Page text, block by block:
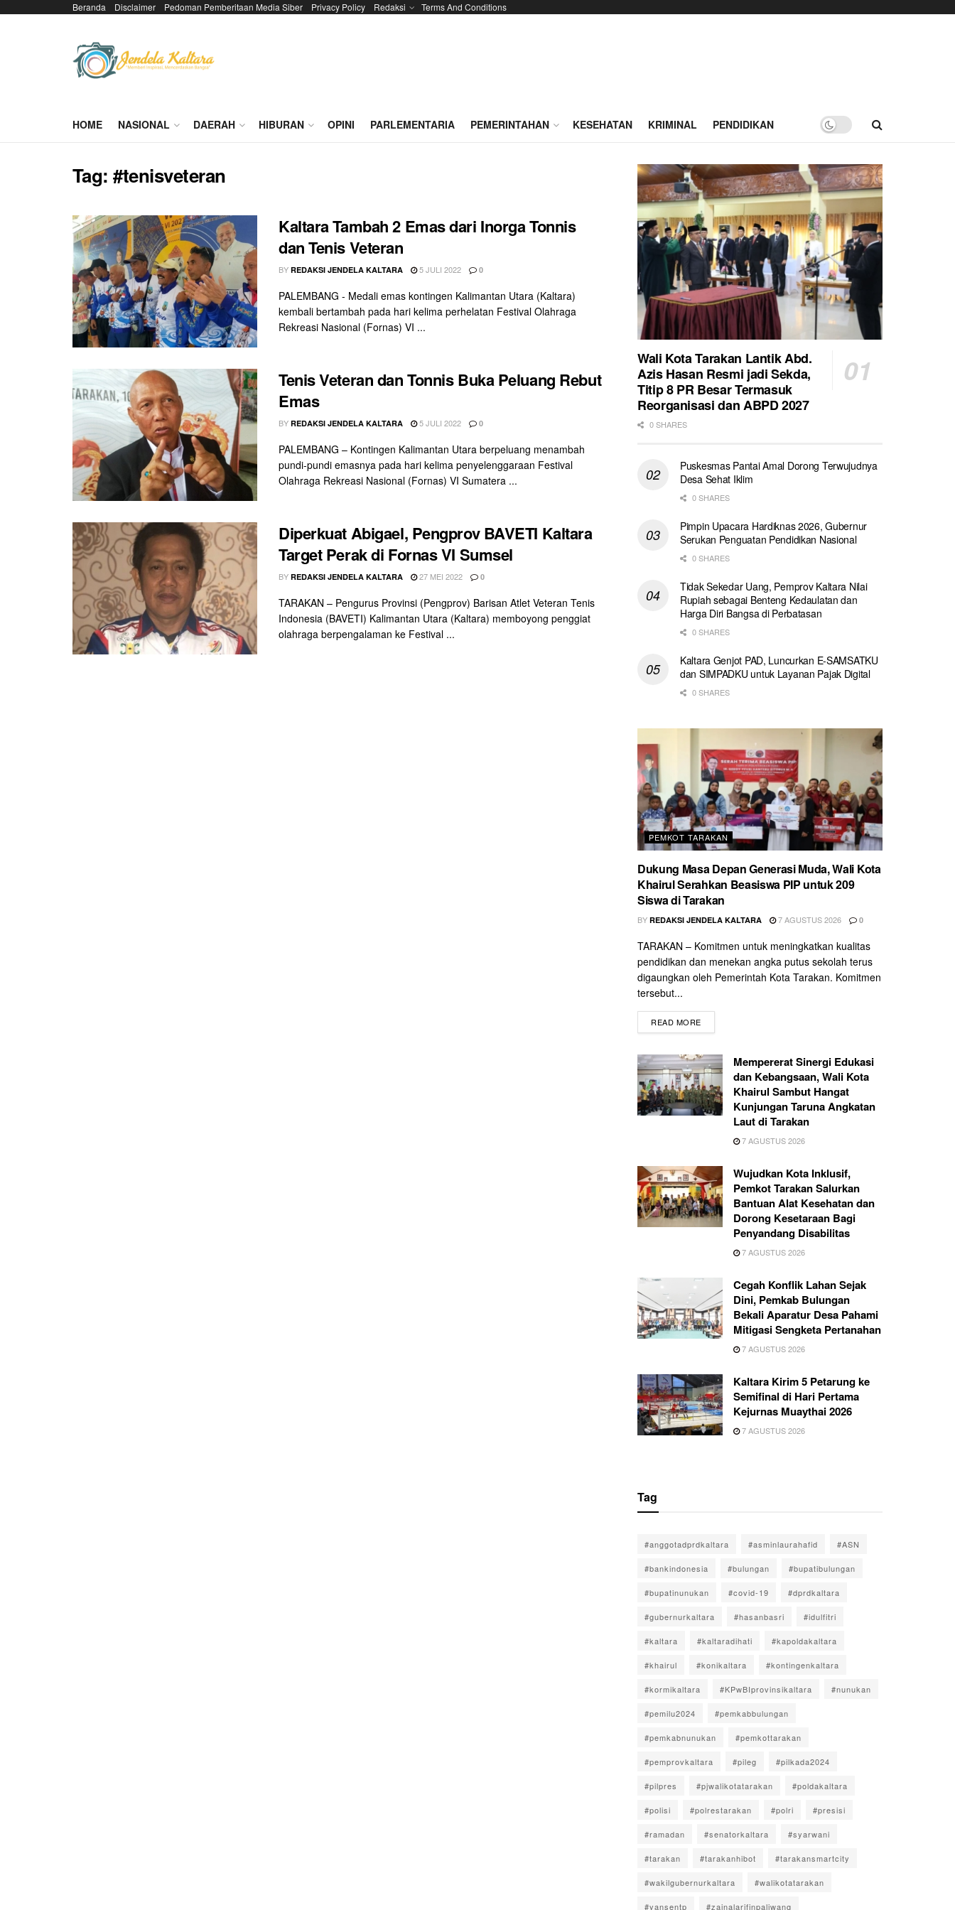
Beranda Disclaimer Pedoman Pemberitaan Media Siber Privacy Policy Redaksi Terms And Conditions
HOME NASIONAL DAERAH HIBURAN OPINI PARLEMENTARIA PEMERINTAHAN KESEHATAN KRIMINAL PENDIDIKAN
Tag:#tenisveteran
Kaltara Tambah 2 Emas dari Inorga Tonnis
dan Tenis Veteran
BY REDAKSI JENDELA KALTARA 5 JULI 2022 0
PALEMBANG - Medali emas kontingen Kalimantan Utara (Kaltara)
kembali bertambah pada hari kelima perhelatan Festival Olahraga
Rekreasi Nasional (Fornas) VI ...
Tenis Veteran dan Tonnis Buka Peluang Rebut
Emas
BY REDAKSI JENDELA KALTARA 5 JULI 2022 0
PALEMBANG – Kontingen Kalimantan Utara berpeluang menambah
pundi-pundi emasnya pada hari kelima penyelenggaraan Festival
Olahraga Rekreasi Nasional (Fornas) VI Sumatera ...
Diperkuat Abigael, Pengprov BAVETI Kaltara
Target Perak di Fornas VI Sumsel
BY REDAKSI JENDELA KALTARA 27 MEI 2022 0
TARAKAN – Pengurus Provinsi (Pengprov) Barisan Atlet Veteran Tenis
Indonesia (BAVETI) Kalimantan Utara (Kaltara) memboyong penggiat
olahraga berpengalaman ke Festival ...
Wali Kota Tarakan Lantik Abd.
Azis Hasan Resmi jadi Sekda,
Titip 8 PR Besar Termasuk
Reorganisasi dan ABPD 2027
0 SHARES
Puskesmas Pantai Amal Dorong Terwujudnya
Desa Sehat Iklim
0 SHARES
Pimpin Upacara Hardiknas 2026, Gubernur
Serukan Penguatan Pendidikan Nasional
0 SHARES
Tidak Sekedar Uang, Pemprov Kaltara Nilai
Rupiah sebagai Benteng Kedaulatan dan
Harga Diri Bangsa di Perbatasan
0 SHARES
Kaltara Genjot PAD, Luncurkan E-SAMSATKU
dan SIMPADKU untuk Layanan Pajak Digital
0 SHARES
PEMKOT TARAKAN
Dukung Masa Depan Generasi Muda, Wali Kota
Khairul Serahkan Beasiswa PIP untuk 209
Siswa di Tarakan
BY REDAKSI JENDELA KALTARA 7 AGUSTUS 2026 0
TARAKAN – Komitmen untuk meningkatkan kualitas
pendidikan dan menekan angka putus sekolah terus
digaungkan oleh Pemerintah Kota Tarakan. Komitmen
tersebut...
READ MORE
Mempererat Sinergi Edukasi
dan Kebangsaan, Wali Kota
Khairul Sambut Hangat
Kunjungan Taruna Angkatan
Laut di Tarakan
7 AGUSTUS 2026
Wujudkan Kota Inklusif,
Pemkot Tarakan Salurkan
Bantuan Alat Kesehatan dan
Dorong Kesetaraan Bagi
Penyandang Disabilitas
7 AGUSTUS 2026
Cegah Konflik Lahan Sejak
Dini, Pemkab Bulungan
Bekali Aparatur Desa Pahami
Mitigasi Sengketa Pertanahan
7 AGUSTUS 2026
Kaltara Kirim 5 Petarung ke
Semifinal di Hari Pertama
Kejurnas Muaythai 2026
7 AGUSTUS 2026
Tag
#anggotadprdkaltara #asminlaurahafid #ASN
#bankindonesia #bulungan #bupatibulungan
#bupatinunukan #covid-19 #dprdkaltara
#gubernurkaltara #hasanbasri #idulfitri
#kaltara #kaltaradihati #kapoldakaltara
#khairul #konikaltara #kontingenkaltara
#kormikaltara #KPwBIprovinsikaltara #nunukan
#pemilu2024 #pemkabbulungan
#pemkabnunukan #pemkottarakan
#pemprovkaltara #pileg #pilkada2024
#pilpres #pjwalikotatarakan #poldakaltara
#polisi #polrestarakan #polri #presisi
#ramadan #senatorkaltara #syarwani
#tarakan #tarakanhibot #tarakansmartcity
#wakilgubernurkaltara #walikotatarakan
#yansentp #zainalarifinpaliwang